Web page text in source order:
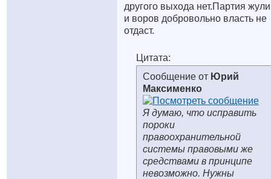
другого выхода нет.Партия
и воров добровольно власть не
отдаст.
Цитата:
Сообщение от Юрий
Максименко
Я думаю, что исправить
пороки
правоохранительной
системы правовыми же
средствами в принципе
невозможно. Нужны